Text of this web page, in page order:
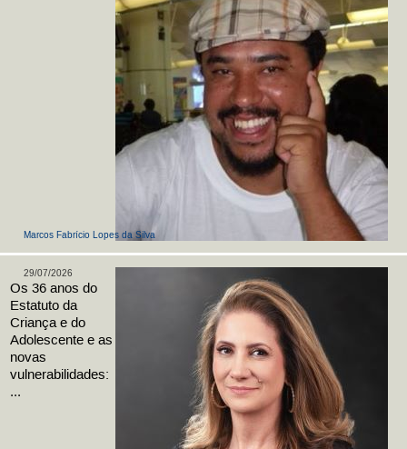
Marcos Fabrício Lopes da Silva
29/07/2026
Os 36 anos do
Estatuto da
Criança e do
Adolescente e as
novas
vulnerabilidades:
...